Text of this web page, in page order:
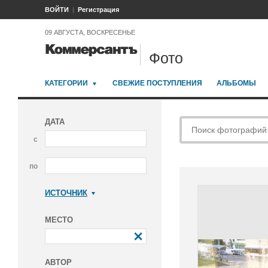
ВОЙТИ Регистрация
09 АВГУСТА, ВОСКРЕСЕНЬЕ
Фото
КАТЕГОРИИ СВЕЖИЕ ПОСТУПЛЕНИЯ АЛЬБОМЫ
ДАТА
с
по
ИСТОЧНИК
МЕСТО
АВТОР